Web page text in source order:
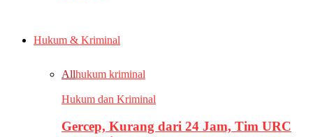
Hukum & Kriminal
Allhukum kriminal
Hukum dan Kriminal
Gercep, Kurang dari 24 Jam, Tim URC